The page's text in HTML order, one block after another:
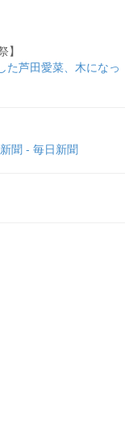
た芦田愛菜、木になっ
聞 - 毎日新聞